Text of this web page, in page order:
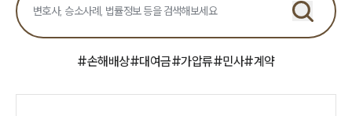
손해배상 · 민사전문변호사
소식/자료
언론보도
#손해배상#대여금#가압류#민사#계약